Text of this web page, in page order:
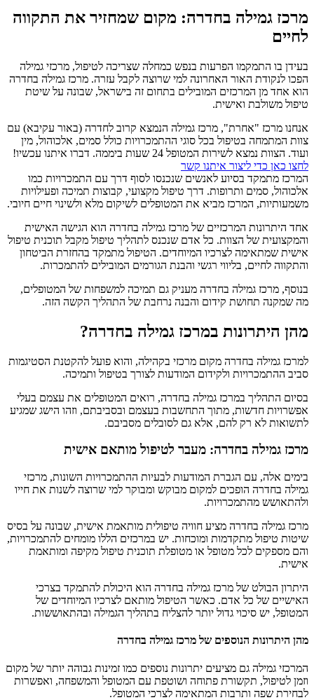
מרכז גמילה בחדרה: מקום שמחזיר את התקווה
לחיים
בעידן בו התמקמו הפרעות בנפש כמחלה שצריכה לטיפול, מרכזי גמילה
הפכו לנקודת האור האחרונה למי שרוצה לקבל עזרה. מרכז גמילה בחדרה
הוא אחד מן המרכזים המובילים בתחום זה בישראל, שבונה על שיטת
טיפול משולבת ואישית.
אנחנו מרכז "אחרת", מרכז גמילה הנמצא קרוב לחדרה (באור עקיבא) עם
צוות המתמחה בטיפול בכל סוגי ההתמכרויות כולל סמים, אלכוהול, מין
ועוד. הצוות נמצא לשירות המטופל 24 שעות ביממה. דברו איתנו עכשיו!
לחצו כאן כדי ליצור איתנו קשר
המרכז מתמקד בסיוע לאנשים שנכנסו לסוף דרך עם התמכרויות כמו
אלכוהול, סמים ותרופות. דרך טיפול מקצועי, קבוצות תמיכה ופעילויות
משמעותיות, המרכז מביא את המטופלים לשיקום מלא ולשינוי חיים חיובי.
אחד היתרונות המרכזיים של מרכז גמילה בחדרה הוא הגישה האישית
והמקצועית של הצוות. כל אדם שנכנס לתהליך טיפול מקבל תוכנית טיפול
אישית שמתאימה לצרכיו המיוחדים. הטיפול מתמקד בהחזרת הביטחון
והתקווה לחיים, בליווי רגשי והבנת הגורמים המובילים להתמכרות.
בנוסף, מרכז גמילה בחדרה מעניק גם תמיכה למשפחות של המטופלים,
מה שמקנה תחושת קידום והבנה נרחבת של התהליך הקשה הזה.
מהן היתרונות במרכז גמילה בחדרה?
למרכז גמילה בחדרה מקום מרכזי בקהילה, והוא פועל להקטנת הסטיגמות
סביב ההתמכרויות ולקידום המודעות לצורך בטיפול ותמיכה.
בסיום התהליך במרכז גמילה בחדרה, רואים המטופלים את עצמם בעלי
אפשרויות חדשות, מתוך התחשבות בעצמם ובסביבתם, וזהו הישג שמגיע
לתשואות לא רק להם, אלא גם לסובלים מסביבם.
מרכז גמילה בחדרה: מעבר לטיפול מותאם אישית
בימים אלה, עם הגברת המודעות לבעיות ההתמכרויות השונות, מרכזי
גמילה בחדרה הופכים למקום מבוקש ומבוקר למי שרוצה לשנות את חייו
ולהתאושש מהתמכרויות.
מרכז גמילה בחדרה מציע חוויה טיפולית מותאמת אישית, שבונה על בסיס
שיטות טיפול מתקדמות ומוכחות. יש במרכזים הללו מומחים להתמכרויות,
והם מספקים לכל מטופל או מטופלת תוכנית טיפול מקיפה ומותאמת
אישית.
היתרון הבולט של מרכז גמילה בחדרה הוא היכולת להתמקד בצרכי
האישיים של כל אדם. כאשר הטיפול מותאם לצרכיו המיוחדים של
המטופל, יש סיכוי גדול יותר להצליח בתהליך הגמילה ובהתאוששות.
מהן היתרונות הנוספים של מרכז גמילה בחדרה
המרכזי גמילה גם מציעים יתרונות נוספים כמו זמינות גבוהה יותר של מקום
וזמן לטיפול, תקשורת פתוחה ושוטפת עם המטופל והמשפחה, ואפשרות
לבחירת שפה ותרבות המתאימה לצרכי המטופל.